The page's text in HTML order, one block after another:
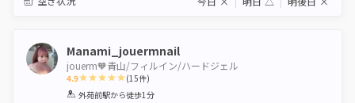
Manami_jouermnail
jouerm🧡青山/フィルイン/ハードジェル
4.9
1 2 3 4 5
(15件)
外苑前駅から徒歩1分